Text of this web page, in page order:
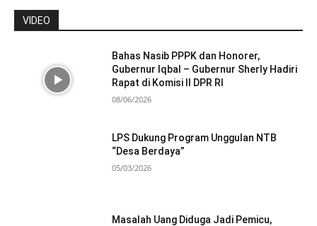
VIDEO
Bahas Nasib PPPK dan Honorer,
Gubernur Iqbal – Gubernur Sherly Hadiri
Rapat di Komisi II DPR RI
08/06/2026
LPS Dukung Program Unggulan NTB
“Desa Berdaya”
05/03/2026
Masalah Uang Diduga Jadi Pemicu,